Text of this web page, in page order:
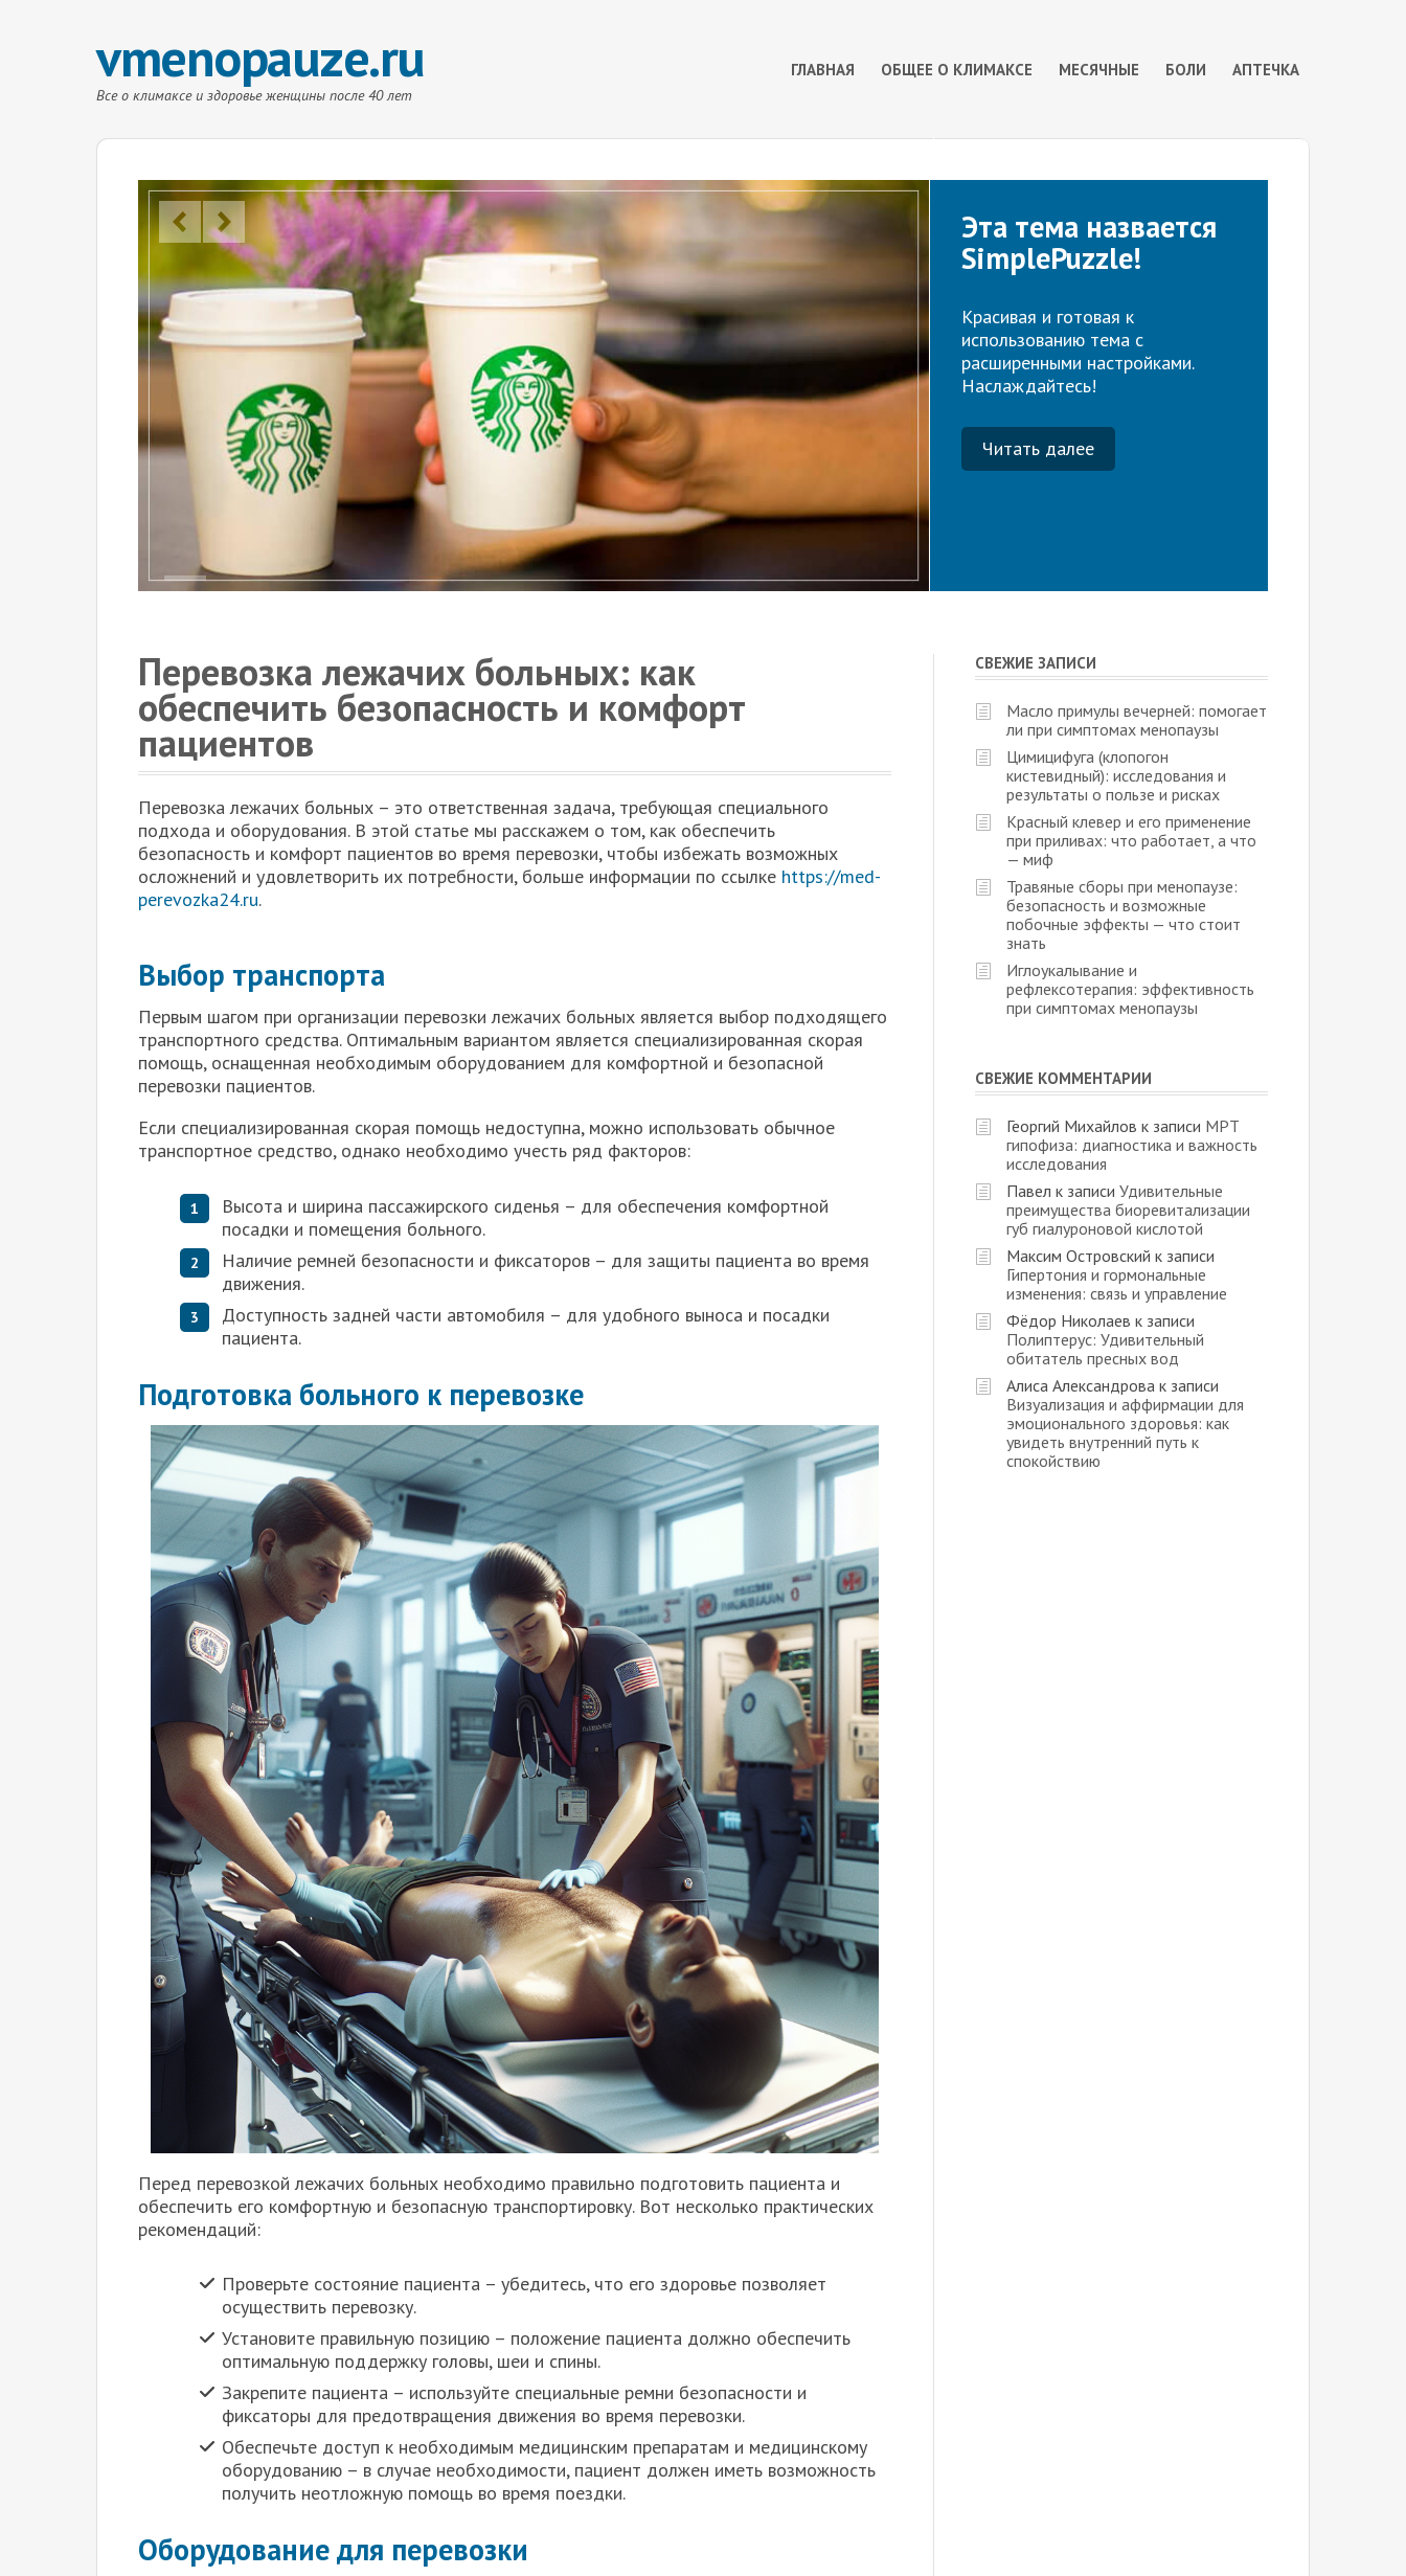
vmenopauze.ru
Все о климаксе и здоровье женщины после 40 лет
ГЛАВНАЯ ОБЩЕЕ О КЛИМАКСЕ МЕСЯЧНЫЕ БОЛИ АПТЕЧКА
Эта тема назвается
SimplePuzzle!
Красивая и готовая к
использованию тема с
расширенными настройками.
Наслаждайтесь!
Читать далее
Перевозка лежачих больных: как
обеспечить безопасность и комфорт
пациентов
Перевозка лежачих больных – это ответственная задача, требующая специального
подхода и оборудования. В этой статье мы расскажем о том, как обеспечить
безопасность и комфорт пациентов во время перевозки, чтобы избежать возможных
осложнений и удовлетворить их потребности, больше информации по ссылке https://med-
perevozka24.ru.
Выбор транспорта
Первым шагом при организации перевозки лежачих больных является выбор подходящего
транспортного средства. Оптимальным вариантом является специализированная скорая
помощь, оснащенная необходимым оборудованием для комфортной и безопасной
перевозки пациентов.
Если специализированная скорая помощь недоступна, можно использовать обычное
транспортное средство, однако необходимо учесть ряд факторов:
Высота и ширина пассажирского сиденья – для обеспечения комфортной
посадки и помещения больного.
Наличие ремней безопасности и фиксаторов – для защиты пациента во время
движения.
Доступность задней части автомобиля – для удобного выноса и посадки
пациента.
Подготовка больного к перевозке
Перед перевозкой лежачих больных необходимо правильно подготовить пациента и
обеспечить его комфортную и безопасную транспортировку. Вот несколько практических
рекомендаций:
Проверьте состояние пациента – убедитесь, что его здоровье позволяет
осуществить перевозку.
Установите правильную позицию – положение пациента должно обеспечить
оптимальную поддержку головы, шеи и спины.
Закрепите пациента – используйте специальные ремни безопасности и
фиксаторы для предотвращения движения во время перевозки.
Обеспечьте доступ к необходимым медицинским препаратам и медицинскому
оборудованию – в случае необходимости, пациент должен иметь возможность
получить неотложную помощь во время поездки.
Оборудование для перевозки
СВЕЖИЕ ЗАПИСИ
Масло примулы вечерней: помогает
ли при симптомах менопаузы
Цимицифуга (клопогон
кистевидный): исследования и
результаты о пользе и рисках
Красный клевер и его применение
при приливах: что работает, а что
— миф
Травяные сборы при менопаузе:
безопасность и возможные
побочные эффекты — что стоит
знать
Иглоукалывание и
рефлексотерапия: эффективность
при симптомах менопаузы
СВЕЖИЕ КОММЕНТАРИИ
Георгий Михайлов к записи МРТ
гипофиза: диагностика и важность
исследования
Павел к записи Удивительные
преимущества биоревитализации
губ гиалуроновой кислотой
Максим Островский к записи
Гипертония и гормональные
изменения: связь и управление
Фёдор Николаев к записи
Полиптерус: Удивительный
обитатель пресных вод
Алиса Александрова к записи
Визуализация и аффирмации для
эмоционального здоровья: как
увидеть внутренний путь к
спокойствию